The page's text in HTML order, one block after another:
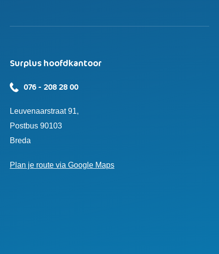
Surplus hoofdkantoor
076 - 208 28 00
Leuvenaarstraat 91,
Postbus 90103
Breda
Plan je route via Google Maps